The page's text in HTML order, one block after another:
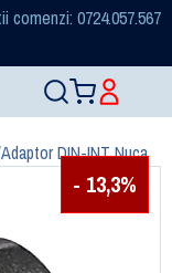
comenzi: 0724.057.567
Adaptor DIN-INT Nuca
- 13,3%